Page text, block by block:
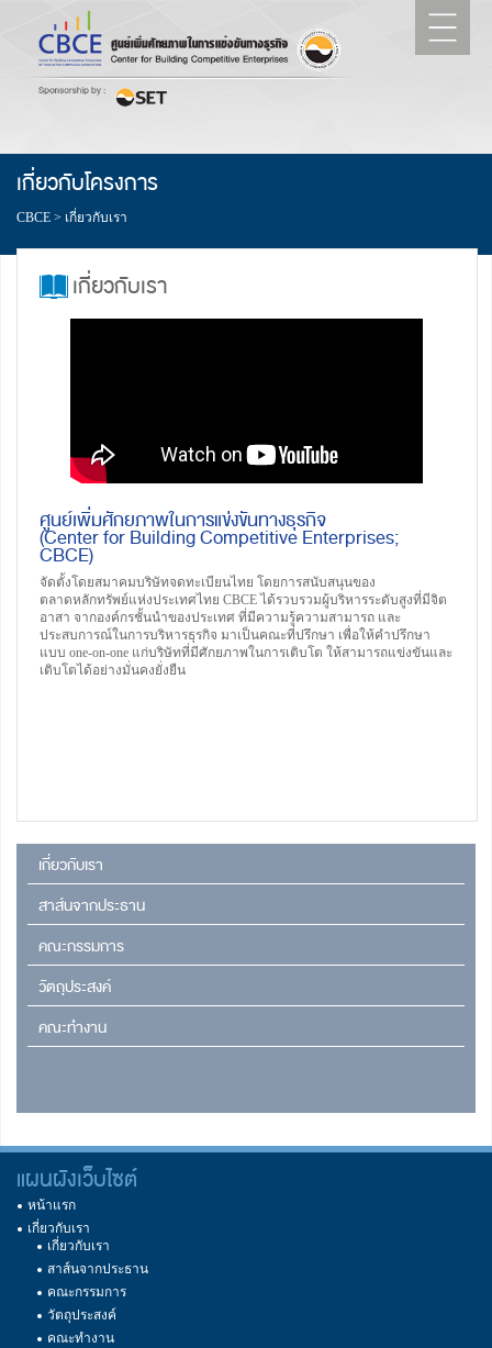
เกี่ยวกับโครงการ
CBCE > เกี่ยวกับเรา
เกี่ยวกับเรา
ศูนย์เพิ่มศักยภาพในการแข่งขันทางธุรกิจ
(Center for Building Competitive Enterprises;
CBCE)
จัดตั้งโดยสมาคมบริษัทจดทะเบียนไทย โดยการสนับสนุนของ
ตลาดหลักทรัพย์แห่งประเทศไทย CBCE ได้รวบรวมผู้บริหารระดับสูงที่มีจิต
อาสา จากองค์กรชั้นนำของประเทศ ที่มีความรู้ความสามารถ และ
ประสบการณ์ในการบริหารธุรกิจ มาเป็นคณะที่ปรึกษา เพื่อให้คำปรึกษา
แบบ one-on-one แก่บริษัทที่มีศักยภาพในการเติบโต ให้สามารถแข่งขันและ
เติบโตได้อย่างมั่นคงยั่งยืน
เกี่ยวกับเรา
สาส์นจากประธาน
คณะกรรมการ
วัตถุประสงค์
คณะทำงาน
แผนผังเว็บไซต์
หน้าแรก
เกี่ยวกับเรา
เกี่ยวกับเรา
สาส์นจากประธาน
คณะกรรมการ
วัตถุประสงค์
คณะทำงาน